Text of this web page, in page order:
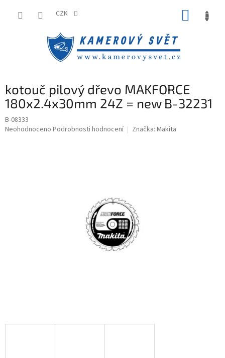
CZK
kotouč pilový dřevo MAKFORCE
180x2.4x30mm 24Z = new B-32231
B-08333
Průměrné
Neohodnoceno Podrobnosti hodnocení Značka: Makita